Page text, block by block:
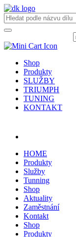
Shop
Produkty
SLUŽBY
TRIUMPH
TUNING
KONTAKT
HOME
Produkty
Služby
Tunning
Shop
Aktuality
Zaměstnání
Kontakt
Shop
Produkty